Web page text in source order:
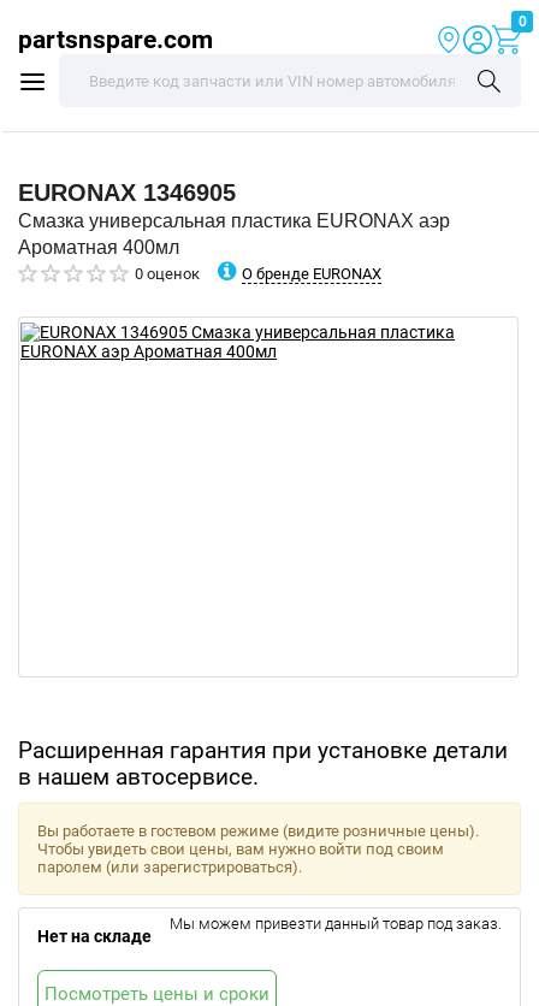
partsnspare.com
0
EURONAX 1346905
Смазка универсальная пластика EURONAX аэр
Ароматная 400мл
0 оценок О бренде EURONAX
Расширенная гарантия при установке детали
в нашем автосервисе.
Вы работаете в гостевом режиме (видите розничные цены).
Чтобы увидеть свои цены, вам нужно войти под своим
паролем (или зарегистрироваться).
Нет на складе
Мы можем привезти данный товар под заказ.
Посмотреть цены и сроки